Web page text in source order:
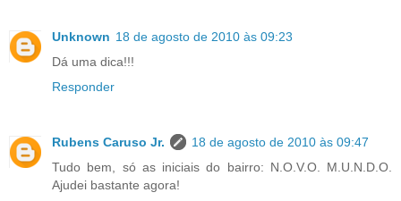
Unknown 18 de agosto de 2010 às 09:23
Dá uma dica!!!
Responder
Rubens Caruso Jr.
18 de agosto de 2010 às 09:47
Tudo bem, só as iniciais do bairro: N.O.V.O. M.U.N.D.O.
Ajudei bastante agora!